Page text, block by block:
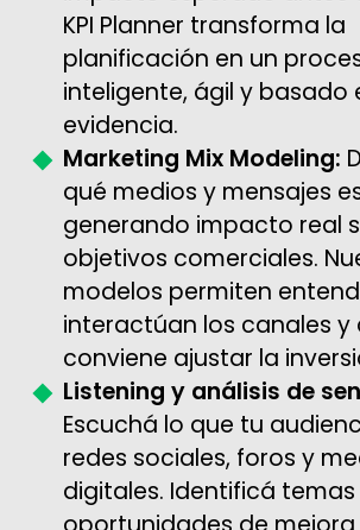
KPI Planner transforma la
planificación en un
inteligente, ágil y basado
evidencia.
Marketing Mix Modeling:
qué medios y mensajes
generando impacto real
objetivos comerciales.
modelos permiten
interactúan los canales y
conviene ajustar la
Listening y análisis de
Escuchá lo que tu
redes sociales, foros y
digitales. Identificá temas